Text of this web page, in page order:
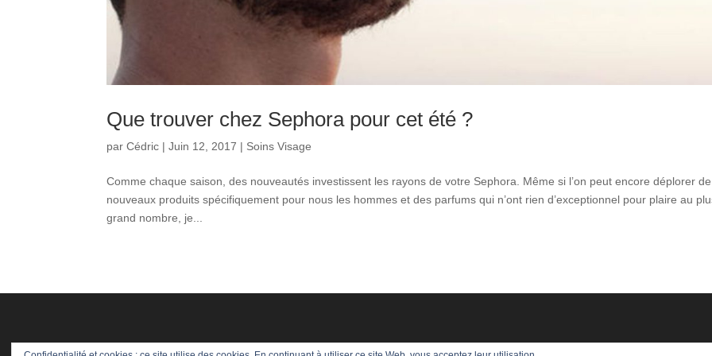
Que trouver chez Sephora pour cet été ?
parCédric |Juin 12, 2017 | Soins Visage
Comme chaque saison, des nouveautés investissent les rayons de votre Sephora. Même si l’on peut encore déplorer de
nouveaux produits spécifiquement pour nous les hommes et des parfums qui n’ont rien d’exceptionnel pour plaire au
grand nombre, je...